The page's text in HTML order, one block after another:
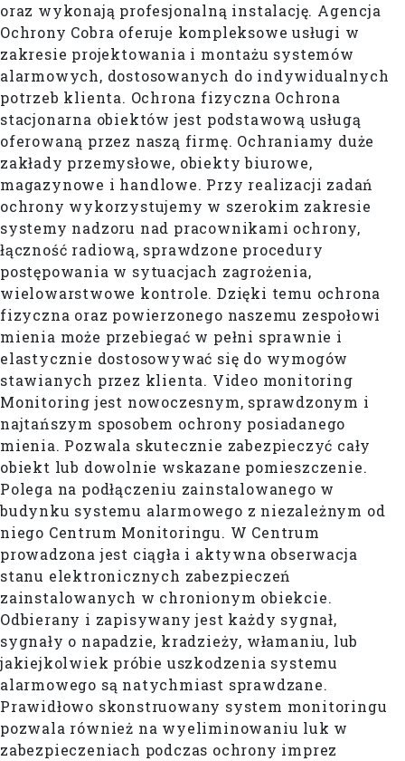
oraz wykonają profesjonalną instalację. Agencja
Ochrony Cobra oferuje kompleksowe usługi w
zakresie projektowania i montażu systemów
alarmowych, dostosowanych do indywidualnych
potrzeb klienta. Ochrona fizyczna Ochrona
stacjonarna obiektów jest podstawową usługą
oferowaną przez naszą firmę. Ochraniamy duże
zakłady przemysłowe, obiekty biurowe,
magazynowe i handlowe. Przy realizacji zadań
ochrony wykorzystujemy w szerokim zakresie
systemy nadzoru nad pracownikami ochrony,
łączność radiową, sprawdzone procedury
postępowania w sytuacjach zagrożenia,
wielowarstwowe kontrole. Dzięki temu ochrona
fizyczna oraz powierzonego naszemu zespołowi
mienia może przebiegać w pełni sprawnie i
elastycznie dostosowywać się do wymogów
stawianych przez klienta. Video monitoring
Monitoring jest nowoczesnym, sprawdzonym i
najtańszym sposobem ochrony posiadanego
mienia. Pozwala skutecznie zabezpieczyć cały
obiekt lub dowolnie wskazane pomieszczenie.
Polega na podłączeniu zainstalowanego w
budynku systemu alarmowego z niezależnym od
niego Centrum Monitoringu. W Centrum
prowadzona jest ciągła i aktywna obserwacja
stanu elektronicznych zabezpieczeń
zainstalowanych w chronionym obiekcie.
Odbierany i zapisywany jest każdy sygnał,
sygnały o napadzie, kradzieży, włamaniu, lub
jakiejkolwiek próbie uszkodzenia systemu
alarmowego są natychmiast sprawdzane.
Prawidłowo skonstruowany system monitoringu
pozwala również na wyeliminowaniu luk w
zabezpieczeniach podczas ochrony imprez